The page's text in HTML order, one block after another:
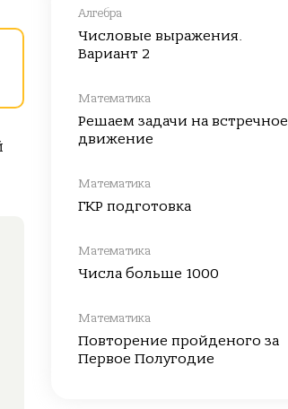
Алгебра
Числовые выражения.
Вариант 2
Математика
Решаем задачи на встречное
движение
Математика
ГКР подготовка
Математика
Числа больше 1000
Математика
Повторение пройденого за
Первое Полугодие